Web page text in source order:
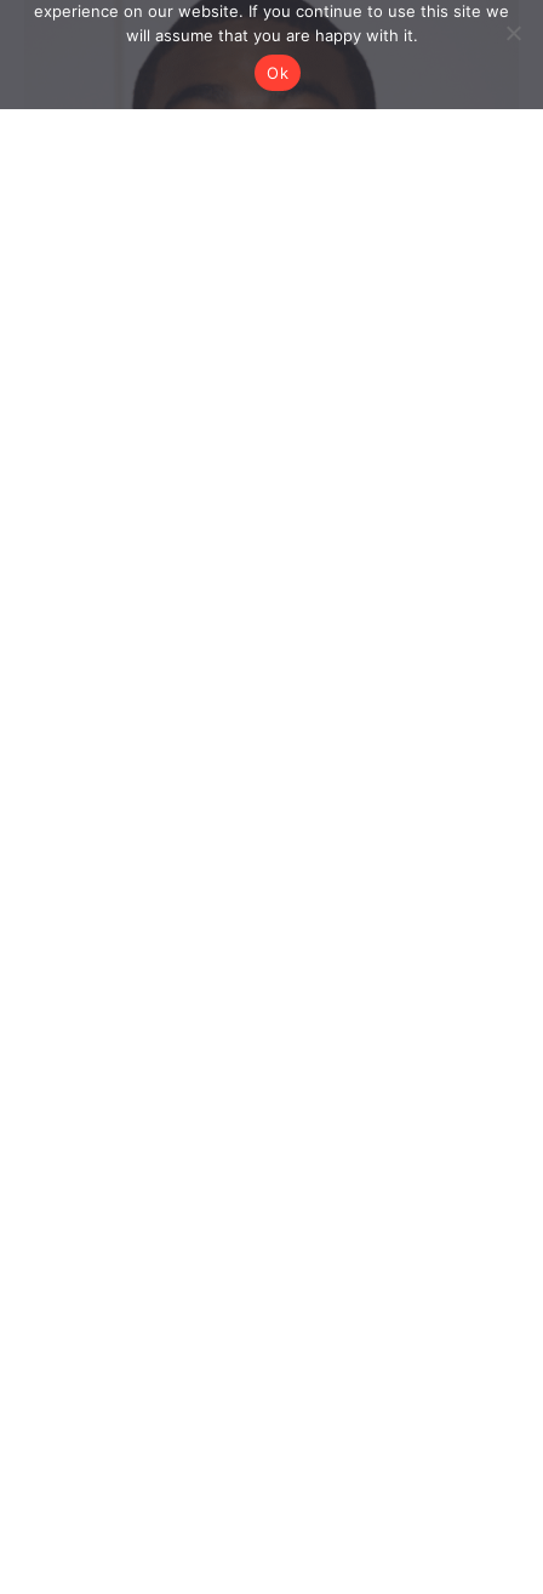
experience on our website. If you continue to use this site we
will assume that you are happy with it.
Ok